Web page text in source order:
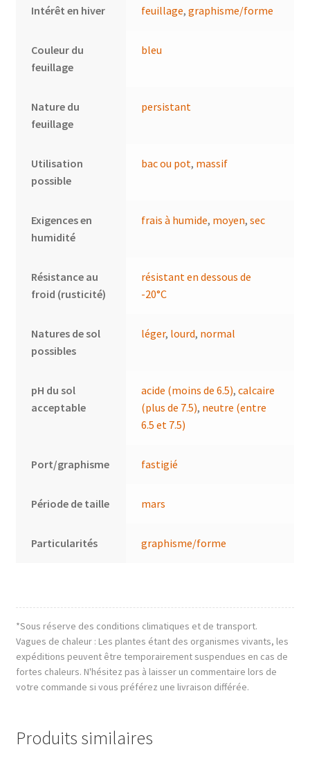
Intérêt en hiver feuillage,graphisme/forme
Couleur du
feuillage
bleu
Nature du
feuillage
persistant
Utilisation
possible
bac ou pot, massif
Exigences en
humidité
frais à humide, moyen,sec
Résistance au
froid (rusticité)
résistant en dessous de
-20°C
Natures de sol
possibles
léger, lourd, normal
pH du sol
acceptable
acide (moins de 6.5),calcaire
(plus de 7.5), neutre (entre
6.5 et 7.5)
Port/graphisme fastigié
Période de taille mars
Particularités graphisme/forme
*Sous réserve des conditions climatiques et de transport.
Vagues de chaleur : Les plantes étant des organismes vivants, les
expéditions peuvent être temporairement suspendues en cas de
fortes chaleurs. N'hésitez pas à laisser un commentaire lors de
votre commande si vous préférez une livraison différée.
Produits similaires